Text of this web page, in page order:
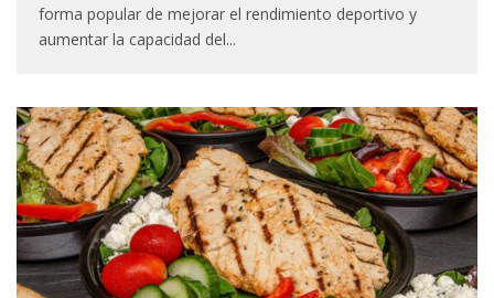
forma popular de mejorar el rendimiento deportivo y
aumentar la capacidad del...